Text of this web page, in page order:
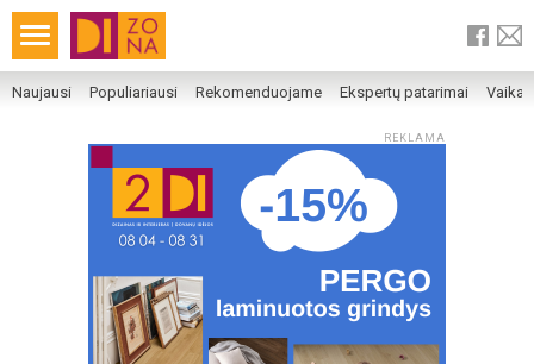
Naujausi Populiariausi Rekomenduojame Ekspertų patarimai
REKLAMA